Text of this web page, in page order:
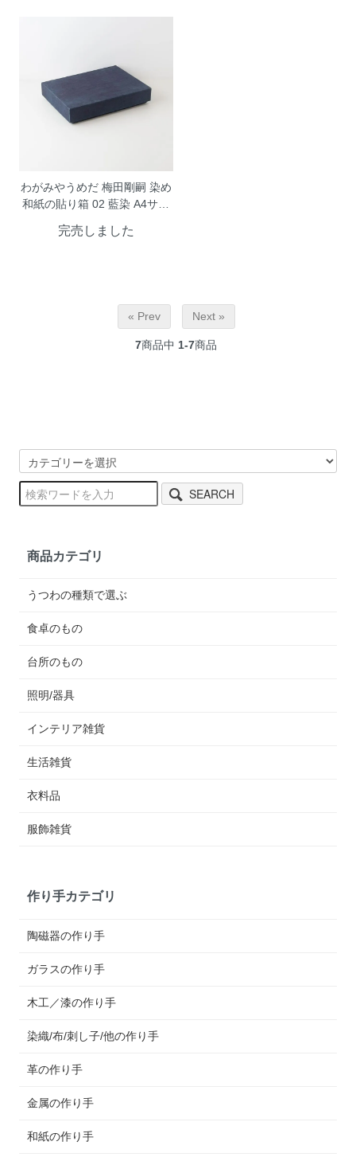
わがみやうめだ 梅田剛嗣 染め
和紙の貼り箱 02 藍染 A4サイ
完売しました
« Prev Next »
7商品中 1-7商品
SEARCH
商品カテゴリ
うつわの種類で選ぶ
食卓のもの
台所のもの
照明/器具
インテリア雑貨
生活雑貨
衣料品
服飾雑貨
作り手カテゴリ
陶磁器の作り手
ガラスの作り手
木工／漆の作り手
染織/布/刺し子/他の作り手
革の作り手
金属の作り手
和紙の作り手